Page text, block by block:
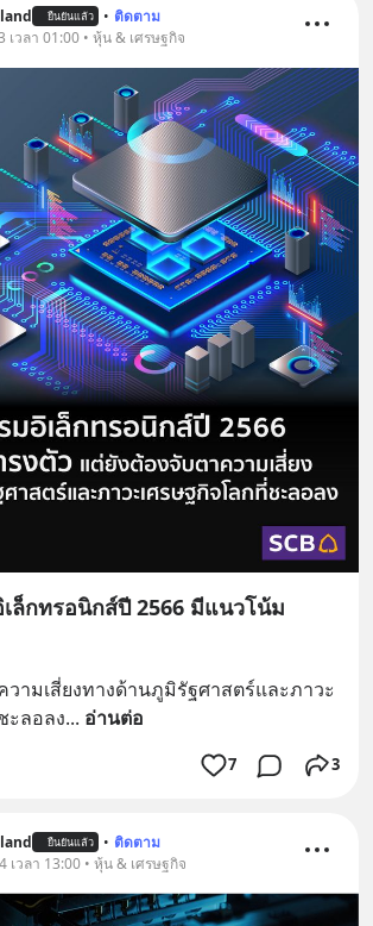
ยืนยันแล้ว • ติดตาม
เวลา 01:00 • หุ้น & เศรษฐกิจ
ล็กทรอนิกส์ปี 2566 มีแนวโน้ม
วามเสี่ยงทางด้านภูมิรัฐศาสตร์และภาวะ
ะลอลง... อ่านต่อ
7 3
ยืนยันแล้ว • ติดตาม
เวลา 13:00 • หุ้น & เศรษฐกิจ